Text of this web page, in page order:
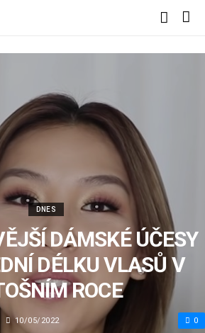
DNES
DÁMSKÉ ÚČESY
DÉLKU VLASŮ V
ROCE
10/05/2022 0